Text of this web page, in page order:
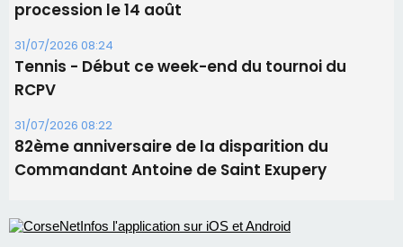
procession le 14 août
31/07/2026 08:24
Tennis - Début ce week-end du tournoi du
RCPV
31/07/2026 08:22
82ème anniversaire de la disparition du
Commandant Antoine de Saint Exupery